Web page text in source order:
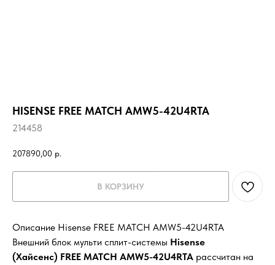
HISENSE FREE MATCH AMW5-42U4RTA
214458
207890,00 р.
В КОРЗИНУ
Описание Hisense FREE MATCH AMW5-42U4RTA
Внешний блок мульти сплит-системы Hisense
(Хайсенс) FREE MATCH AMW5-42U4RTA рассчитан на